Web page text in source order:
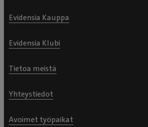
Evidensia Kauppa
Evidensia Klubi
Tietoa meistä
Yhteystiedot
Avoimet työpaikat